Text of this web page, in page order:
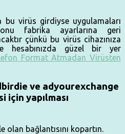
virüs girdiyse uygulamaları
fabrika ayarlarına geri
çünkü bu virüs cihazınıza
hesabınızda güzel bir yer
Format Atmadan Virüsten
ve adyourexchange
için yapılması
bağlantısını kopartın.